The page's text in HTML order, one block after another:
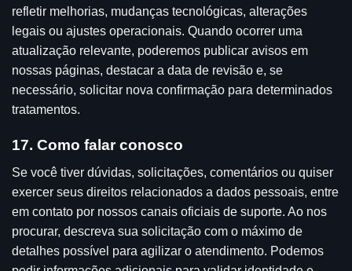
refletir melhorias, mudanças tecnológicas, alterações
legais ou ajustes operacionais. Quando ocorrer uma
atualização relevante, poderemos publicar avisos em
nossas páginas, destacar a data de revisão e, se
necessário, solicitar nova confirmação para determinados
tratamentos.
17. Como falar conosco
Se você tiver dúvidas, solicitações, comentários ou quiser
exercer seus direitos relacionados a dados pessoais, entre
em contato por nossos canais oficiais de suporte. Ao nos
procurar, descreva sua solicitação com o máximo de
detalhes possível para agilizar o atendimento. Podemos